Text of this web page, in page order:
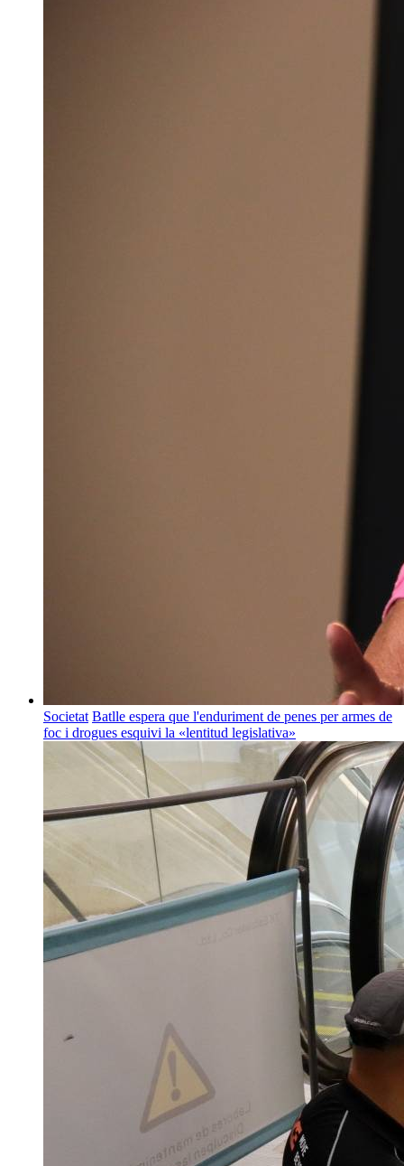
Societat Batlle espera que l'enduriment de penes per armes de
foc i drogues esquivi la «lentitud legislativa»